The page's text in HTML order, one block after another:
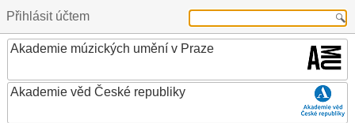
Přihlásit účtem
Akademie múzických umění v Praze
Akademie věd České republiky